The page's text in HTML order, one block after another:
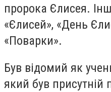
пророка Єлисея.
«Єлисей», «День
«Поварки».
Був відомий як
який був присутній